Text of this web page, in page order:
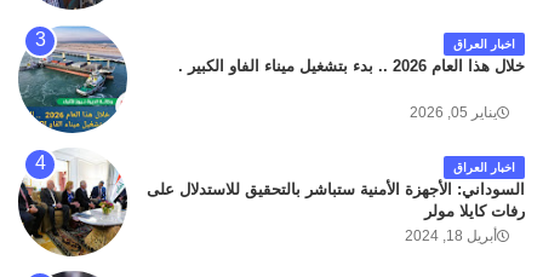
كان سبب الحادث يعود لتصادم عجلته مع عجلة نوع كيا بنكو
تابعة لشركة الهلال الماسكة لإعمار مطار البصرة الدولي .
سائلين الله عز وجل ان يتغمد الفقيد بواسع رحمته ، و انا
اخبار العراق
خلال هذا العام 2026 .. بدء بتشغيل ميناء الفاو الكبير .
يناير 05, 2026
اخبار العراق
السوداني: الأجهزة الأمنية ستباشر بالتحقيق للاستدلال على
رفات كايلا مولر
أبريل 18, 2024